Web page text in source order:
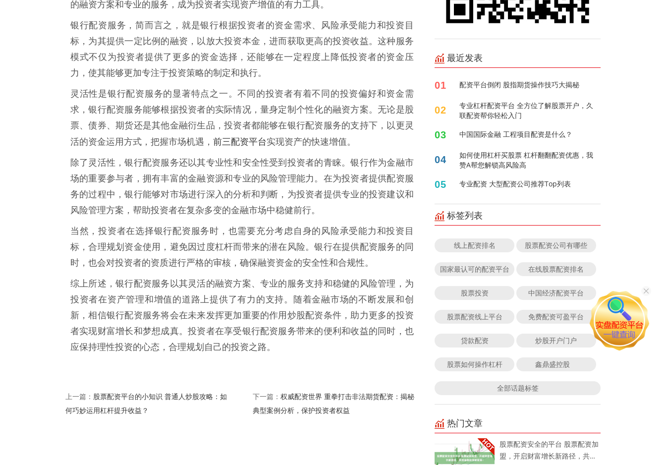
的融资方案和专业的服务，成为投资者实现资产增值的有力工具。
银行配资服务，简而言之，就是银行根据投资者的资金需求、风险承受能力和投资目
标，为其提供一定比例的融资，以放大投资本金，进而获取更高的投资收益。这种服务
模式不仅为投资者提供了更多的资金选择，还能够在一定程度上降低投资者的资金压
力，使其能够更加专注于投资策略的制定和执行。
灵活性是银行配资服务的显著特点之一。不同的投资者有着不同的投资偏好和资金需
求，银行配资服务能够根据投资者的实际情况，量身定制个性化的融资方案。无论是股
票、债券、期货还是其他金融衍生品，投资者都能够在银行配资服务的支持下，以更灵
活的资金运用方式，把握市场机遇， 前三配资平台实现资产的快速增值。
除了灵活性，银行配资服务还以其专业性和安全性受到投资者的青睐。银行作为金融市
场的重要参与者，拥有丰富的金融资源和专业的风险管理能力。在为投资者提供配资服
务的过程中，银行能够对市场进行深入的分析和判断，为投资者提供专业的投资建议和
风险管理方案，帮助投资者在复杂多变的金融市场中稳健前行。
当然，投资者在选择银行配资服务时，也需要充分考虑自身的风险承受能力和投资目
标，合理规划资金使用，避免因过度杠杆而带来的潜在风险。银行在提供配资服务的同
时，也会对投资者的资质进行严格的审核，确保融资资金的安全性和合规性。
综上所述，银行配资服务以其灵活的融资方案、专业的服务支持和稳健的风险管理，为
投资者在资产管理和增值的道路上提供了有力的支持。随着金融市场的不断发展和创
新，相信银行配资服务将会在未来发挥更加重要的作用炒股配资条件，助力更多的投资
者实现财富增长和梦想成真。投资者在享受银行配资服务带来的便利和收益的同时，也
应保持理性投资的心态，合理规划自己的投资之路。
上一篇： 股票配资平台的小知识 普通人炒股攻略：如
何巧妙运用杠杆提升收益？
下一篇： 权威配资世界 重拳打击非法期货配资：揭秘
典型案例分析，保护投资者权益
最近发表
01 配资平台倒闭 股指期货操作技巧大揭秘
02
专业杠杆配资平台 全方位了解股票开户，久
联配资帮你轻松入门
03 中国国际金融 工程项目配资是什么？
04
如何使用杠杆买股票 杠杆翻翻配资优惠，我
赞A帮您解锁高风险高
05 专业配资 大型配资公司推荐Top列表
标签列表
线上配资排名 股票配资公司有哪些
国家最认可的配资平台 在线股票配资排名
股票投资 中国经济配资平台
股票配资线上平台 免费配资可盈平台
贷款配资 炒股开户门户
股票如何操作杠杆 鑫鼎盛控股
全部话题标签
热门文章
股票配资安全的平台 股票配资加
盟，开启财富增长新路径，共创